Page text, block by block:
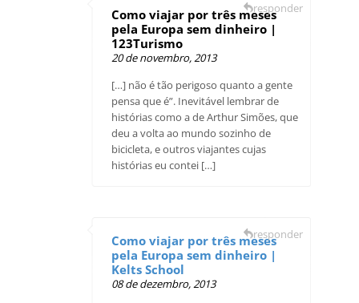
Como viajar por três meses
pela Europa sem dinheiro |
123Turismo
20 de novembro, 2013
[…] não é tão perigoso quanto a gente
pensa que é”. Inevitável lembrar de
histórias como a de Arthur Simões, que
deu a volta ao mundo sozinho de
bicicleta, e outros viajantes cujas
histórias eu contei […]
responder
Como viajar por três meses
pela Europa sem dinheiro |
Kelts School
08 de dezembro, 2013
responder